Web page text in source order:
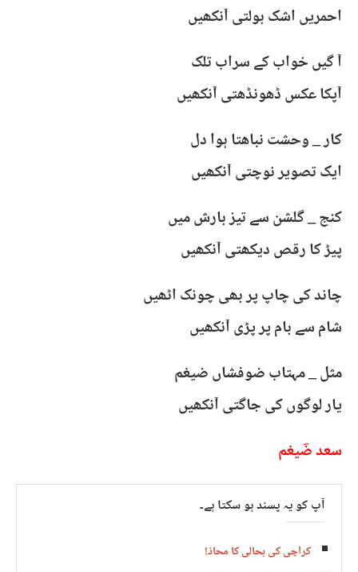
احمریں اشک بولتی آنکھیں
آ گیں خواب کے سراب تلک
آپکا عکس ڈھونڈھتی آنکھیں
کار _ وحشت نباهتا ہوا دل
ایک تصویر نوچتی آنکھیں
کنج _ گلشن سے تیز بارش میں
پیڑ کا رقص دیکھتی آنکھیں
چاند کی چاپ پر بھی چونک اٹھیں
شام سے بام پر پڑی آنکھیں
مثل _ مہتاب ضوفشاں ضیغم
یار لوگوں کی جاگتی آنکھیں
سعد ضؔیغم
آپ کو یہ پسند ہو سکتا ہے۔
کراچی کی بحالی کا محاذ!